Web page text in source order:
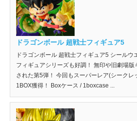
ドラゴンボール 超戦士フィギュア5
ドラゴンボール 超戦士フィギュア5 シールウ
フィギュアシリーズも好調！ 無印や旧劇場
された第5弾！ 今回もスーパーレア(シークレ
1BOX獲得！ Boxケース / 1boxcase ...